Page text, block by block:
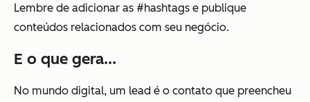
Lembre de adicionar as #hashtags e publique
conteúdos relacionados com seu negócio.
E o que gera...
No mundo digital, um lead é o contato que preencheu